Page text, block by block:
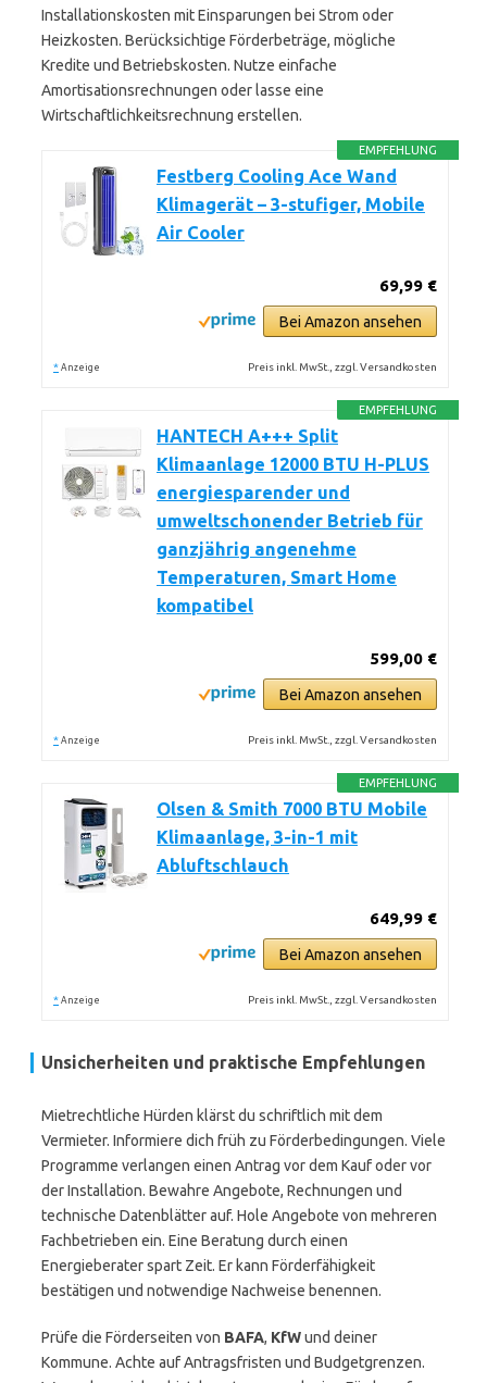
Installationskosten mit Einsparungen bei Strom oder
Heizkosten. Berücksichtige Förderbeträge, mögliche
Kredite und Betriebskosten. Nutze einfache
Amortisationsrechnungen oder lasse eine
Wirtschaftlichkeitsrechnung erstellen.
EMPFEHLUNG
Festberg Cooling Ace Wand
Klimagerät – 3-stufiger, Mobile
Air Cooler
69,99 €
Bei Amazon ansehen
* Anzeige Preis inkl. MwSt., zzgl. Versandkosten
EMPFEHLUNG
HANTECH A+++ Split
Klimaanlage 12000 BTU H-PLUS
energiesparender und
umweltschonender Betrieb für
ganzjährig angenehme
Temperaturen, Smart Home
kompatibel
599,00 €
Bei Amazon ansehen
* Anzeige Preis inkl. MwSt., zzgl. Versandkosten
EMPFEHLUNG
Olsen & Smith 7000 BTU Mobile
Klimaanlage, 3-in-1 mit
Abluftschlauch
649,99 €
Bei Amazon ansehen
* Anzeige Preis inkl. MwSt., zzgl. Versandkosten
Unsicherheiten und praktische Empfehlungen
Mietrechtliche Hürden klärst du schriftlich mit dem
Vermieter. Informiere dich früh zu Förderbedingungen. Viele
Programme verlangen einen Antrag vor dem Kauf oder vor
der Installation. Bewahre Angebote, Rechnungen und
technische Datenblätter auf. Hole Angebote von mehreren
Fachbetrieben ein. Eine Beratung durch einen
Energieberater spart Zeit. Er kann Förderfähigkeit
bestätigen und notwendige Nachweise benennen.
Prüfe die Förderseiten von BAFA, KfWund deiner
Kommune. Achte auf Antragsfristen und Budgetgrenzen.